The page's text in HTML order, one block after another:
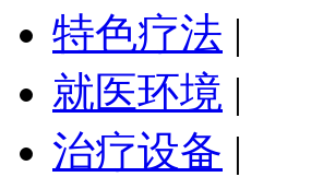
特色疗法 |
就医环境 |
治疗设备 |